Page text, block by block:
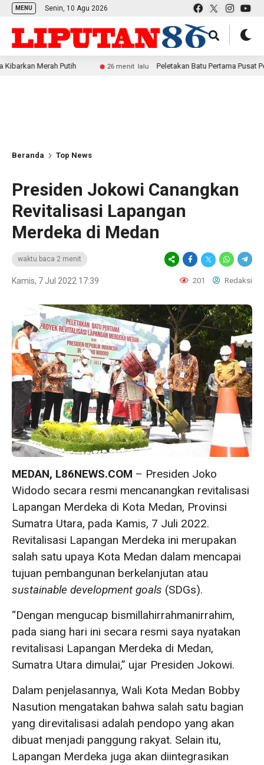
MENU Senin, 10 Agu 2026
Putih 26 menit lalu Peletakan Batu Pertama Pusat Pelatihan
Beranda Top News
Presiden Jokowi Canangkan
Revitalisasi Lapangan
Merdeka di Medan
waktu baca 2 menit
Kamis, 7 Jul 2022 17:39 201 Redaksi
MEDAN, L86NEWS.COM – Presiden Joko
Widodo secara resmi mencanangkan revitalisasi
Lapangan Merdeka di Kota Medan, Provinsi
Sumatra Utara, pada Kamis, 7 Juli 2022.
Revitalisasi Lapangan Merdeka ini merupakan
salah satu upaya Kota Medan dalam mencapai
tujuan pembangunan berkelanjutan atau
sustainable development goals (SDGs).
“Dengan mengucap bismillahirrahmanirrahim,
pada siang hari ini secara resmi saya nyatakan
revitalisasi Lapangan Merdeka di Medan,
Sumatra Utara dimulai,” ujar Presiden Jokowi.
Dalam penjelasannya, Wali Kota Medan Bobby
Nasution mengatakan bahwa salah satu bagian
yang direvitalisasi adalah pendopo yang akan
dibuat menjadi panggung rakyat. Selain itu,
Lapangan Merdeka juga akan diintegrasikan